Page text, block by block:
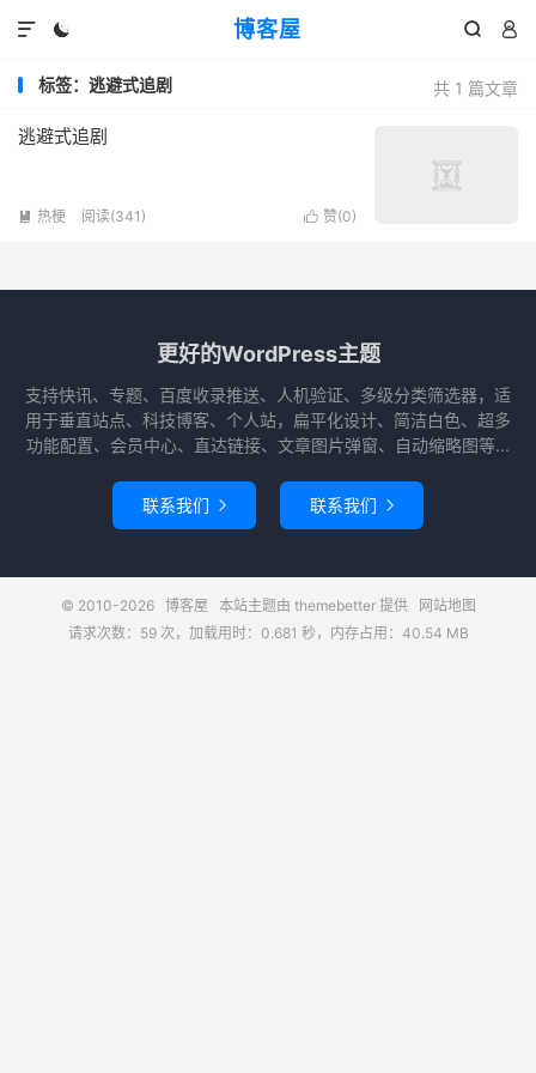
博客屋
  

共 1 篇文章
标签：逃避式追剧
逃避式追剧
 赞(0)
 热梗 阅读(341)
更好的WordPress主题
支持快讯、专题、百度收录推送、人机验证、多级分类筛选器，适
用于垂直站点、科技博客、个人站，扁平化设计、简洁白色、超多
功能配置、会员中心、直达链接、文章图片弹窗、自动缩略图等...
联系我们  联系我们 
© 2010-2026 博客屋 本站主题由 themebetter提供
网站地图
请求次数：59 次，加载用时：0.681 秒，内存占用：40.54 MB